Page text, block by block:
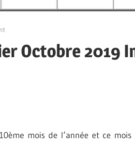
Octobre 2019
mois de l’année et ce